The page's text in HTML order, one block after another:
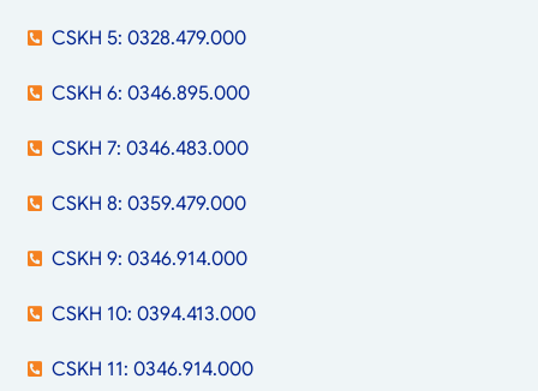
CSKH 5: 0328.479.000
CSKH 6: 0346.895.000
CSKH 7: 0346.483.000
CSKH 8: 0359.479.000
CSKH 9: 0346.914.000
CSKH 10: 0394.413.000
CSKH 11: 0346.914.000